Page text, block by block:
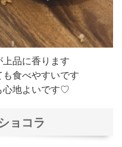
品に香ります
食べやすいです
心地よいです♡
ョコラ